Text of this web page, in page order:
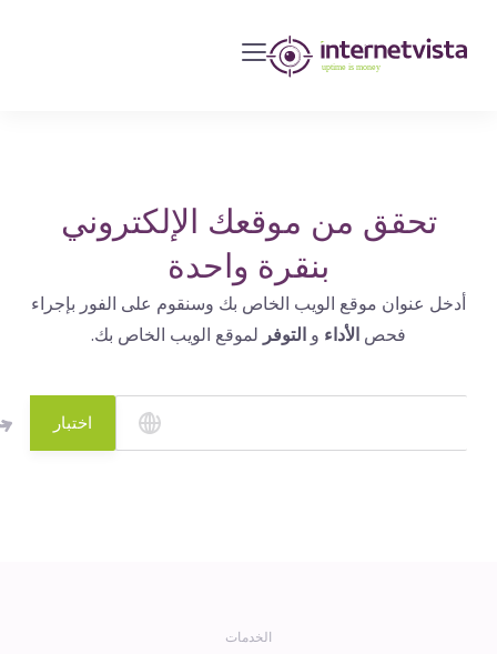
مراقبة
مواقع
الويب
الإنترنت
التشغيل
تحقق من موقعك الإلكتروني
بنقرة واحدة
أدخل عنوان موقع الويب الخاص بك وسنقوم على الفور بإجراء
فحصالأداءو التوفرلموقع الويب الخاص بك.
اختبار
الخدمات